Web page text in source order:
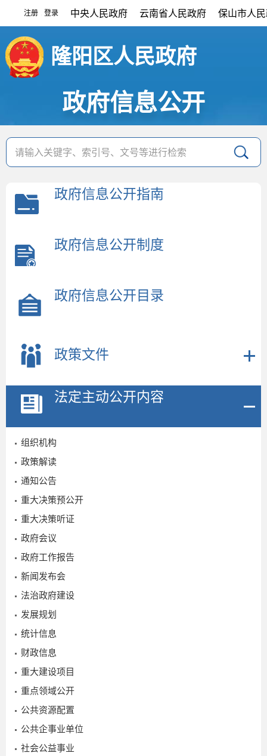
注册 登录 中央人民政府 云南省人民政府 保山市人
隆阳区人民政府
政府信息公开
政府信息公开指南
政府信息公开制度
政府信息公开目录
政策文件
法定主动公开内容
组织机构
政策解读
通知公告
重大决策预公开
重大决策听证
政府会议
政府工作报告
新闻发布会
法治政府建设
发展规划
统计信息
财政信息
重大建设项目
重点领域公开
公共资源配置
公共企事业单位
社会公益事业